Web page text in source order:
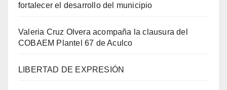
fortalecer el desarrollo del municipio
Valeria Cruz Olvera acompaña la clausura del
COBAEM Plantel 67 de Aculco
LIBERTAD DE EXPRESIÓN